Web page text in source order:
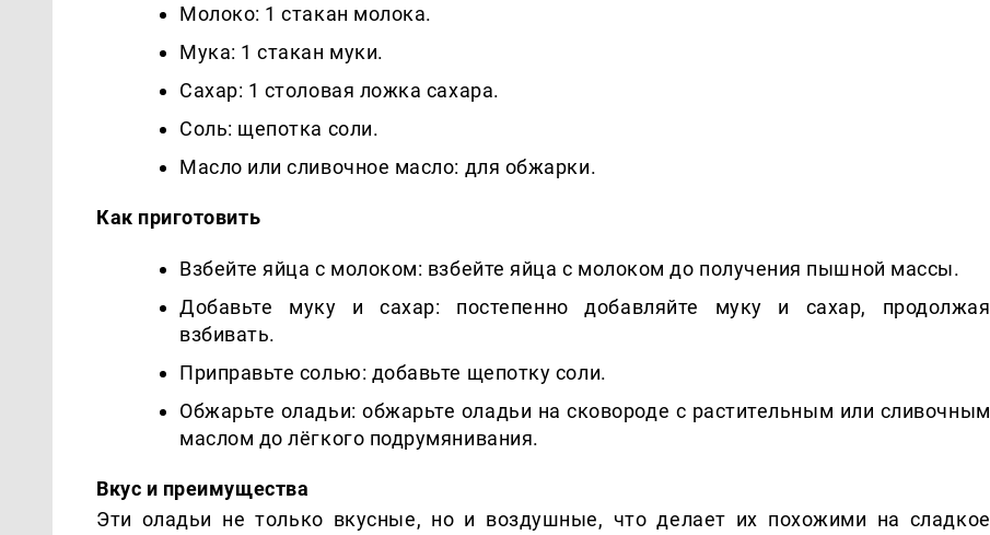
Молоко: 1 стакан молока.
Мука: 1 стакан муки.
Сахар: 1 столовая ложка сахара.
Соль: щепотка соли.
Масло или сливочное масло: для обжарки.
Как приготовить
Взбейте яйца с молоком: взбейте яйца с молоком до получения пышной массы.
Добавьте муку и сахар: постепенно добавляйте муку и сахар, продолжая
взбивать.
Приправьте солью: добавьте щепотку соли.
Обжарьте оладьи: обжарьте оладьи на сковороде с растительным или сливочным
маслом до лёгкого подрумянивания.
Вкус и преимущества
Эти оладьи не только вкусные, но и воздушные, что делает их похожими на сладкое